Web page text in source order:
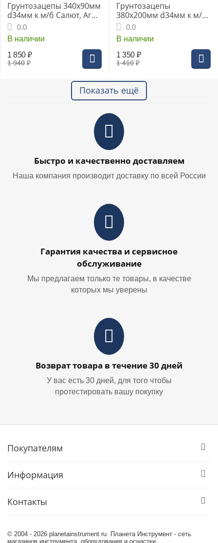
Грунтозацепы 340х90мм
d34мм к м/б Салют, Агат,
Фаворит
0.0
В наличии
1 940 ₽
1 850 ₽
Грунтозацепы
380х200мм d34мм к м/б
Салют, Агат, Фаворит
0.0
В наличии
1 410 ₽
1 350 ₽
Показать ещё
Быстро и качественно доставляем
Наша компания производит доставку по всей России
Гарантия качества и сервисное
обслуживание
Мы предлагаем только те товары, в качестве
которых мы уверены
Возврат товара в течение 30 дней
У вас есть 30 дней, для того чтобы
протестировать вашу покупку
Покупателям
Информация
Контакты
© 2004 - 2026 planetainstrument.ru. Планета Инструмент - сеть
магазинов инструмента, оборудования и оснастки